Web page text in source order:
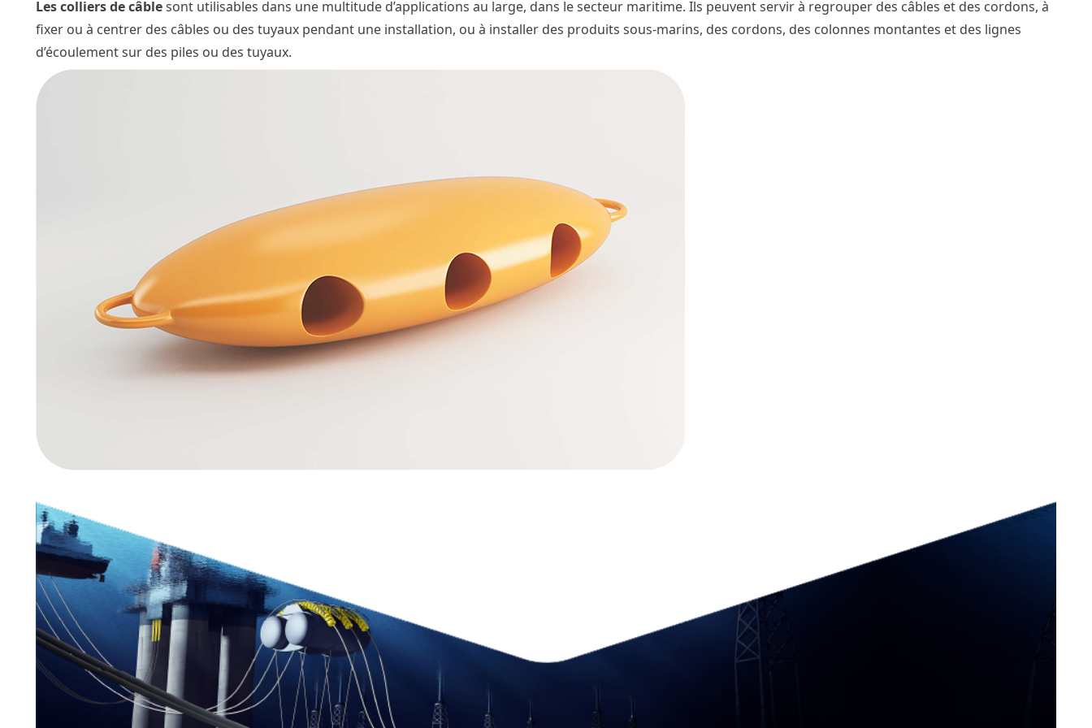
Les colliers de câblesont utilisables dans une multitude d’applications au large, dans le secteur maritime. Ils peuvent servir à regrouper des câbles et des cordons, à
fixer ou à centrer des câbles ou des tuyaux pendant une installation, ou à installer des produits sous-marins, des cordons, des colonnes montantes et des lignes
d’écoulement sur des piles ou des tuyaux.